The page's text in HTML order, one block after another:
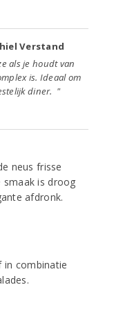
Verstand
als je houdt van
is. Ideaal om
diner. "
neus frisse
smaak is droog
afdronk.
in combinatie